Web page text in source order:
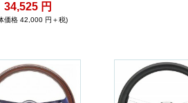
34,525 円
価格 42,000 円＋税)